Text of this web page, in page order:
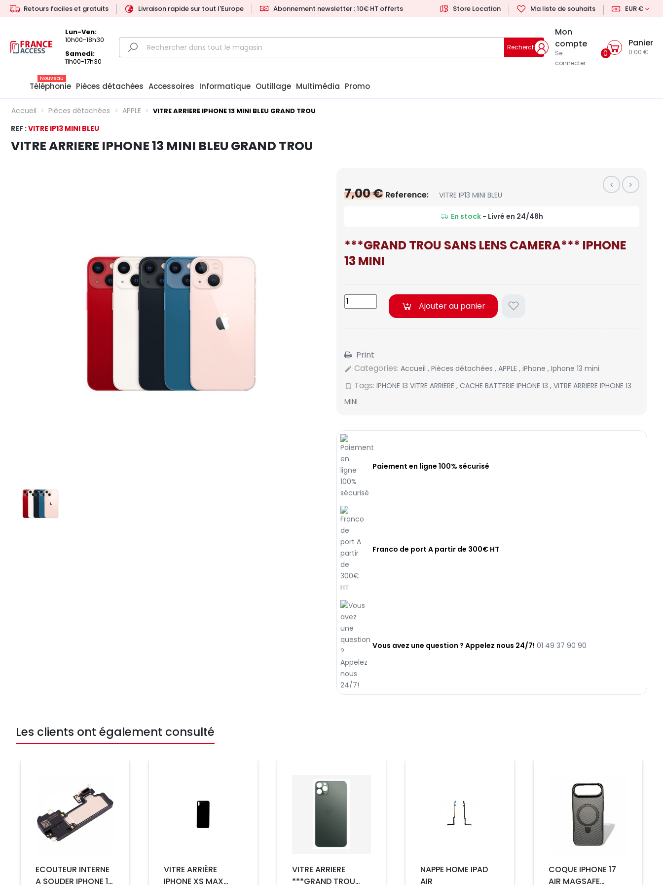
Retours faciles et gratuits Livraison rapide sur tout l'Europe Abonnement newsletter : 10€ HT offerts Store Location Ma liste de souhaits EUR €
Lun-Ven:
10h00-18h30
Samedi:
11h00-17h30
Rechercher
Mon
compte
Se
connecter
0
Panier
0.00 €
Téléphonie
Nouveau
Pièces détachées Accessoires Informatique Outillage Multimédia Promo
Accueil Pièces détachées APPLE VITRE ARRIERE IPHONE 13 MINI BLEU GRAND TROU
REF :VITRE IP13 MINI BLEU
VITRE ARRIERE IPHONE 13 MINI BLEU GRAND TROU
7,00 € Reference: VITRE IP13 MINI BLEU
En stock - Livré en 24/48h
***GRAND TROU SANS LENS CAMERA*** IPHONE
13 MINI
Ajouter au panier
Print
edit Categories: Accueil , Pièces détachées , APPLE , iPhone , Iphone 13 mini
bookmark_border Tags: IPHONE 13 VITRE ARRIERE , CACHE BATTERIE IPHONE 13 , VITRE ARRIERE IPHONE 13
MINI
Paiement en ligne 100% sécurisé
Franco de port A partir de 300€ HT
Vous avez une question ? Appelez nous 24/7! 01 49 37 90 90
Les clients ont également consulté
ECOUTEUR INTERNE
A SOUDER IPHONE 12
VITRE ARRIÈRE
IPHONE XS MAX
VITRE ARRIERE
***GRAND TROU
NAPPE HOME IPAD
AIR
COQUE IPHONE 17
AIR MAGSAFE